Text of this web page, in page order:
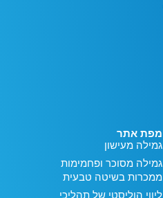
מפת אתר
גמילה מעישון
גמילה מסוכר ופחמימות
ממכרות בשיטה טבעית
ליווי הוליסטי של תהליכי